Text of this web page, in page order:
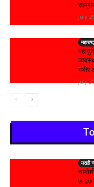
July
गंभीर
July
मराठी
₹७.६७